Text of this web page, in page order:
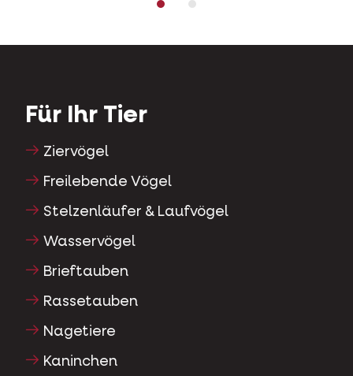
Für Ihr Tier
Ziervögel
Freilebende Vögel
Stelzenläufer & Laufvögel
Wasservögel
Brieftauben
Rassetauben
Nagetiere
Kaninchen